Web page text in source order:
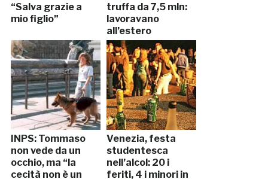
“Salva grazie a
mio figlio”
truffa da 7,5 mln:
lavoravano
all’estero
INPS: Tommaso
non vede da un
occhio, ma “la
cecità non è un
Venezia, festa
studentesca
nell’alcol: 20 i
feriti, 4 i minori in